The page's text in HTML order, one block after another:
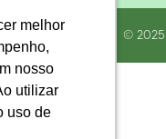
melhor
nosso
utilizar
uso de
melhor
nosso
utilizar
uso de
© 2025